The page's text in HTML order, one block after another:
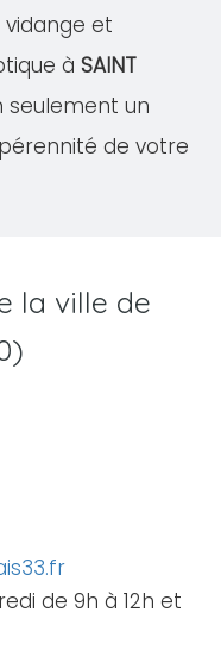
et
à SAINT
seulement un
de votre
la ville de
de 9h à 12h et